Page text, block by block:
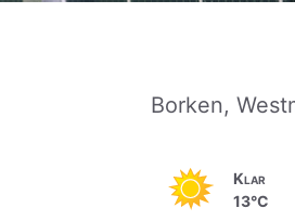
Borken,
Klar
13°C